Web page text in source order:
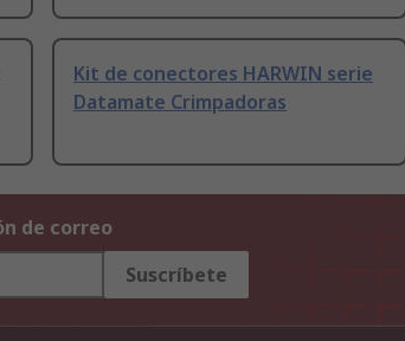
Kit de conectores HARWIN serie
Datamate Crimpadoras
de correo
Suscríbete